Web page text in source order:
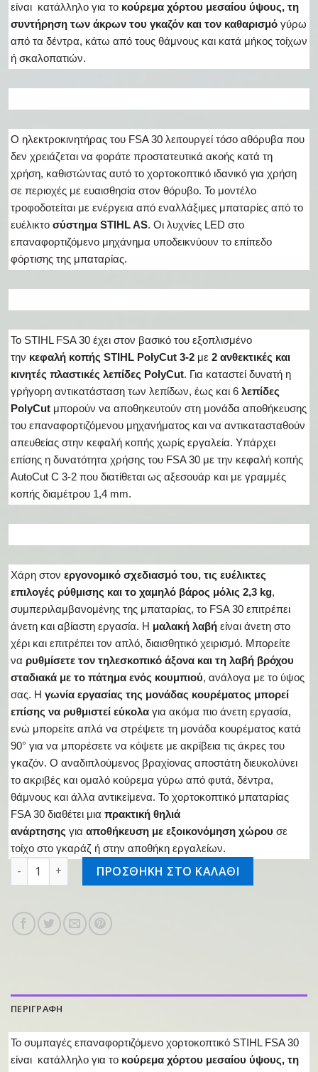
είναι κατάλληλο για το κούρεμα χόρτου μεσαίου ύψους, τη
συντήρηση των άκρων του γκαζόν και τον καθαρισμό γύρω
από τα δέντρα, κάτω από τους θάμνους και κατά μήκος τοίχων
ή σκαλοπατιών.
Ο ηλεκτροκινητήρας του FSA 30 λειτουργεί τόσο αθόρυβα που
δεν χρειάζεται να φοράτε προστατευτικά ακοής κατά τη
χρήση, καθιστώντας αυτό το χορτοκοπτικό ιδανικό για χρήση
σε περιοχές με ευαισθησία στον θόρυβο. Το μοντέλο
τροφοδοτείται με ενέργεια από εναλλάξιμες μπαταρίες από το
ευέλικτο σύστημα STIHL AS. Οι λυχνίες LED στο
επαναφορτιζόμενο μηχάνημα υποδεικνύουν το επίπεδο
φόρτισης της μπαταρίας.
Το STIHL FSA 30 έχει στον βασικό του εξοπλισμένο
την κεφαλή κοπής STIHL PolyCut 3-2 με 2 ανθεκτικές και
κινητές πλαστικές λεπίδες PolyCut. Για καταστεί δυνατή η
γρήγορη αντικατάσταση των λεπίδων, έως και 6 λεπίδες
PolyCut μπορούν να αποθηκευτούν στη μονάδα αποθήκευσης
του επαναφορτιζόμενου μηχανήματος και να αντικατασταθούν
απευθείας στην κεφαλή κοπής χωρίς εργαλεία. Υπάρχει
επίσης η δυνατότητα χρήσης του FSA 30 με την κεφαλή κοπής
AutoCut C 3-2 που διατίθεται ως αξεσουάρ και με γραμμές
κοπής διαμέτρου 1,4 mm.
Χάρη στον εργονομικό σχεδιασμό του, τις ευέλικτες
επιλογές ρύθμισης και το χαμηλό βάρος μόλις 2,3 kg,
συμπεριλαμβανομένης της μπαταρίας, το FSA 30 επιτρέπει
άνετη και αβίαστη εργασία. Η μαλακή λαβή είναι άνετη στο
χέρι και επιτρέπει τον απλό, διαισθητικό χειρισμό. Μπορείτε
να ρυθμίσετε τον τηλεσκοπικό άξονα και τη λαβή βρόχου
σταδιακά με το πάτημα ενός κουμπιού, ανάλογα με το ύψος
σας. Η γωνία εργασίας της μονάδας κουρέματος μπορεί
επίσης να ρυθμιστεί εύκολα για ακόμα πιο άνετη εργασία,
ενώ μπορείτε απλά να στρέψετε τη μονάδα κουρέματος κατά
90° για να μπορέσετε να κόψετε με ακρίβεια τις άκρες του
γκαζόν. Ο αναδιπλούμενος βραχίονας αποστάτη διευκολύνει
το ακριβές και ομαλό κούρεμα γύρω από φυτά, δέντρα,
θάμνους και άλλα αντικείμενα. Το χορτοκοπτικό μπαταρίας
FSA 30 διαθέτει μια πρακτική θηλιά
ανάρτησης για αποθήκευση με εξοικονόμηση χώρου σε
τοίχο στο γκαράζ ή στην αποθήκη εργαλείων.
Επαν/νο χορτοκοπτικό FSA 30 ποσότητα
ΠΡΟΣΘΗΚΗ ΣΤΟ ΚΑΛΑΘΙ
ΠΕΡΙΓΡΑΦΗ
Το συμπαγές επαναφορτιζόμενο χορτοκοπτικό STIHL FSA 30
είναι κατάλληλο για το κούρεμα χόρτου μεσαίου ύψους, τη